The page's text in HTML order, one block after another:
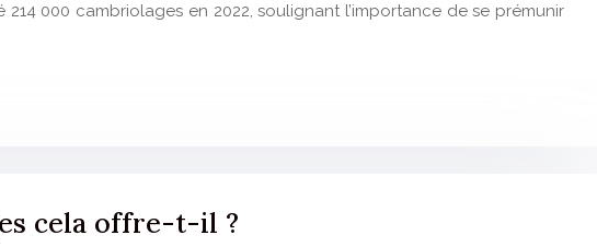
000 cambriolages en 2022, soulignant l’importance de se prémunir
cela offre-t-il ?